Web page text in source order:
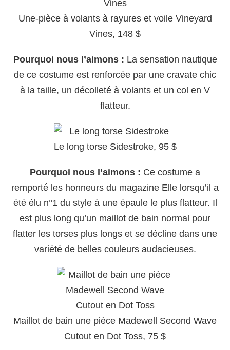
Une-pièce à volants à rayures et voile Vineyard
Vines, 148 $
Pourquoi nous l’aimons : La sensation nautique
de ce costume est renforcée par une cravate chic
à la taille, un décolleté à volants et un col en V
flatteur.
Le long torse Sidestroke, 95 $
Pourquoi nous l’aimons : Ce costume a
remporté les honneurs du magazine Elle lorsqu’il a
été élu n°1 du style à une épaule le plus flatteur. Il
est plus long qu’un maillot de bain normal pour
flatter les torses plus longs et se décline dans une
variété de belles couleurs audacieuses.
Maillot de bain une pièce Madewell Second Wave
Cutout en Dot Toss, 75 $